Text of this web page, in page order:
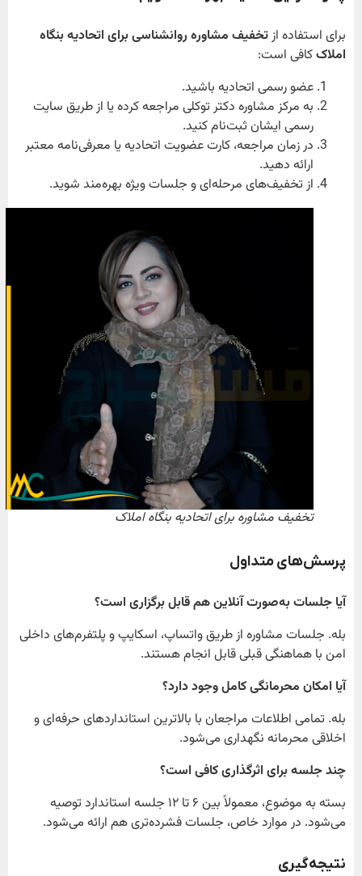
برای استفاده ازتخفیف مشاوره روانشناسی برای اتحادیه بنگاه
املاککافی است:
عضو رسمی اتحادیه باشید.
به مرکز مشاوره دکتر توکلی مراجعه کرده یا از طریق سایت
رسمی ایشان ثبت‌نام کنید.
در زمان مراجعه، کارت عضویت اتحادیه یا معرفی‌نامه معتبر
ارائه دهید.
از تخفیف‌های مرحله‌ای و جلسات ویژه بهره‌مند شوید.
تخفیف مشاوره برای اتحادیه بنگاه املاک
پرسش‌های متداول
آیا جلسات به‌صورت آنلاین هم قابل برگزاری است؟
بله. جلسات مشاوره از طریق واتساپ، اسکایپ و پلتفرم‌های داخلی
امن با هماهنگی قبلی قابل انجام هستند.
آیا امکان محرمانگی کامل وجود دارد؟
بله. تمامی اطلاعات مراجعان با بالاترین استانداردهای حرفه‌ای و
اخلاقی محرمانه نگهداری می‌شود.
چند جلسه برای اثرگذاری کافی است؟
بسته به موضوع، معمولاً بین ۶ تا ۱۲ جلسه استاندارد توصیه
می‌شود. در موارد خاص، جلسات فشرده‌تری هم ارائه می‌شود.
نتیجه‌گیری